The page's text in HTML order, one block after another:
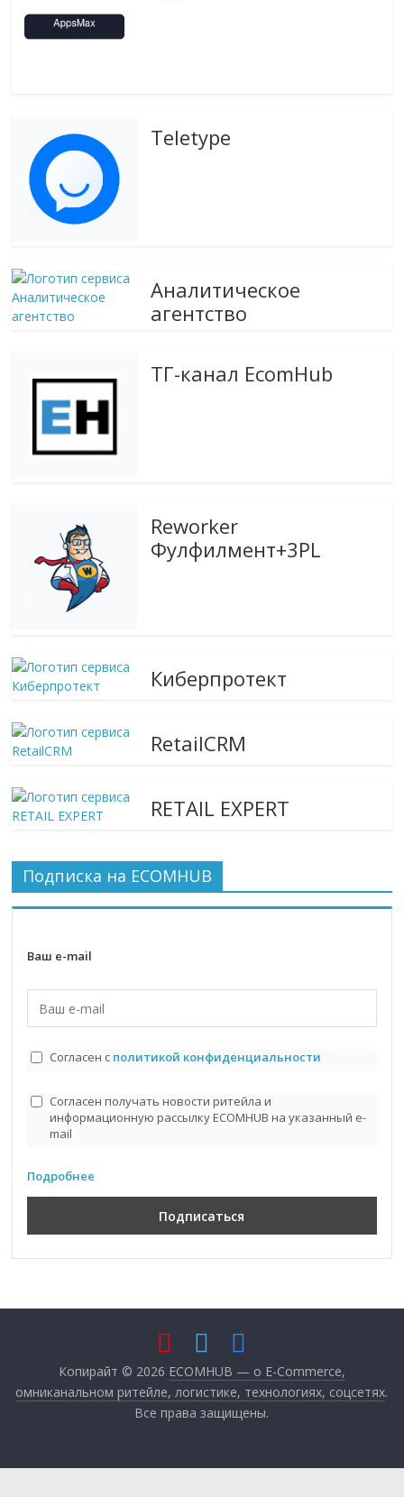
Teletype
Аналитическое
агентство
ТГ-канал EcomHub
Reworker
Фулфилмент+3PL
Киберпротект
RetailCRM
RETAIL EXPERT
Подписка на ECOMHUB
Ваш e-mail
Согласен с политикой конфиденциальности
Согласен получать новости ритейла и
информационную рассылку ECOMHUB на указанный e-
mail
Подробнее
Копирайт © 2026 ECOMHUB — о E-Commerce,
омниканальном ритейле, логистике, технологиях, соцсетях.
Все права защищены.